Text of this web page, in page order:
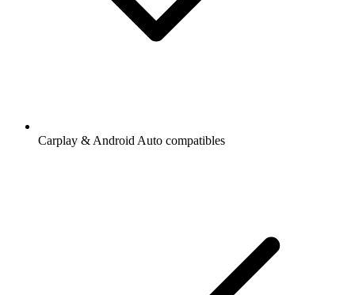
Carplay & Android Auto compatibles